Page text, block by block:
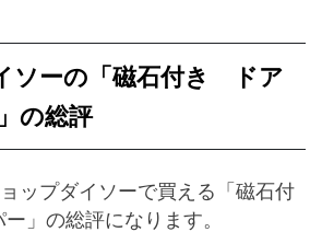
ソーの「磁石付き ドア
の総評
ップダイソーで買える「磁石付
」の総評になります。